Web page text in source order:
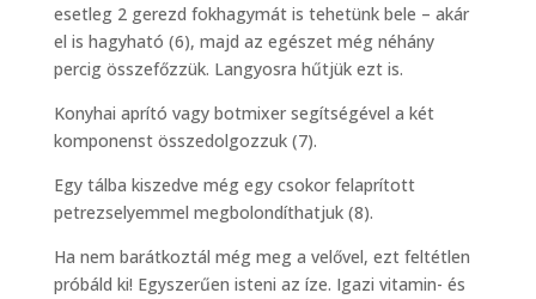
esetleg 2 gerezd fokhagymát is tehetünk bele – akár
el is hagyható (6), majd az egészet még néhány
percig összefőzzük. Langyosra hűtjük ezt is.
Konyhai aprító vagy botmixer segítségével a két
komponenst összedolgozzuk (7).
Egy tálba kiszedve még egy csokor felaprított
petrezselyemmel megbolondíthatjuk (8).
Ha nem barátkoztál még meg a velővel, ezt feltétlen
próbáld ki! Egyszerűen isteni az íze. Igazi vitamin- és